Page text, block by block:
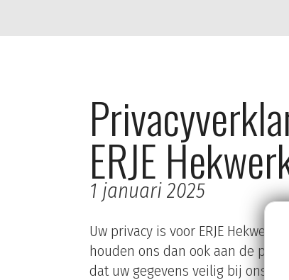
ERJE
1 januari 2025
Uw privacy is voor ERJE Hekwerk
houden ons dan ook aan de
dat uw gegevens veilig bij ons